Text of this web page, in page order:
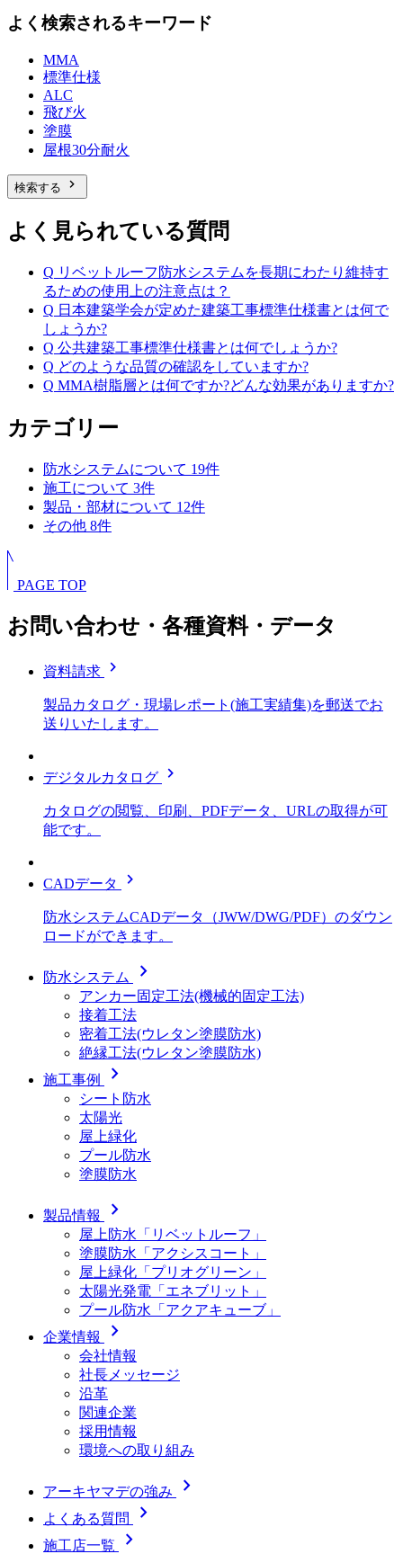
よく検索されるキーワード
MMA
標準仕様
ALC
飛び火
塗膜
屋根30分耐火
検索する chevron_right
よく見られている質問
Q リベットルーフ防水システムを長期にわたり維持す
るための使用上の注意点は？
Q 日本建築学会が定めた建築工事標準仕様書とは何で
しょうか?
Q 公共建築工事標準仕様書とは何でしょうか?
Q どのような品質の確認をしていますか?
Q MMA樹脂層とは何ですか?どんな効果がありますか?
カテゴリー
防水システムについて 19件
施工について 3件
製品・部材について 12件
その他 8件
PAGE TOP
お問い合わせ・各種資料・データ
資料請求 chevron_right
製品カタログ・現場レポート(施工実績集)を郵送でお
送りいたします。
デジタルカタログ chevron_right
カタログの閲覧、印刷、PDFデータ、URLの取得が可
能です。
CADデータ chevron_right
防水システムCADデータ（JWW/DWG/PDF）のダウン
ロードができます。
防水システム chevron_right
アンカー固定工法(機械的固定工法)
接着工法
密着工法(ウレタン塗膜防水)
絶縁工法(ウレタン塗膜防水)
施工事例
chevron_right
シート防水
太陽光
屋上緑化
プール防水
塗膜防水
製品情報 chevron_right
屋上防水「リベットルーフ」
塗膜防水「アクシスコート」
屋上緑化「プリオグリーン」
太陽光発電「エネブリット」
プール防水「アクアキューブ」
企業情報
chevron_right
会社情報
社長メッセージ
沿革
関連企業
採用情報
環境への取り組み
アーキヤマデの強み chevron_right
よくある質問 chevron_right
施工店一覧 chevron_right